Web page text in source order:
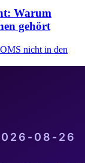
Warum
gehört
nicht in den